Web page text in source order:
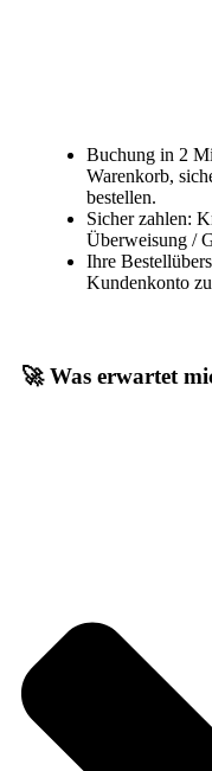
Buchung in 2
Warenkorb,
bestellen.
Sicher zahlen:
Überweisung /
Ihre
Kundenkonto
🚀 Was erwartet